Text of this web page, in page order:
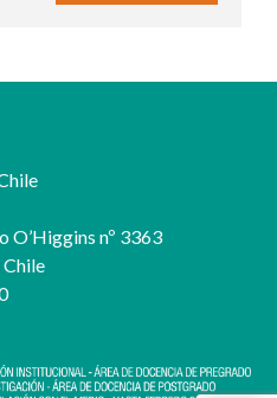
O’Higgins nº 3363
Chile